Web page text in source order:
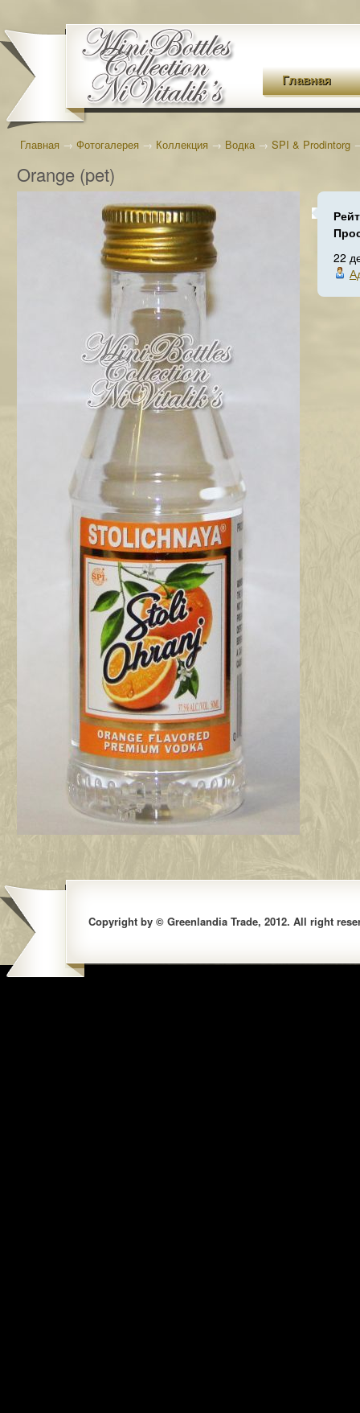
Главная
Главная → Фотогалерея → Коллекция → Водка→ SPI & Prodintorg
Orange (pet)
22
Copyright by © Greenlandia Trade, 2012. All right